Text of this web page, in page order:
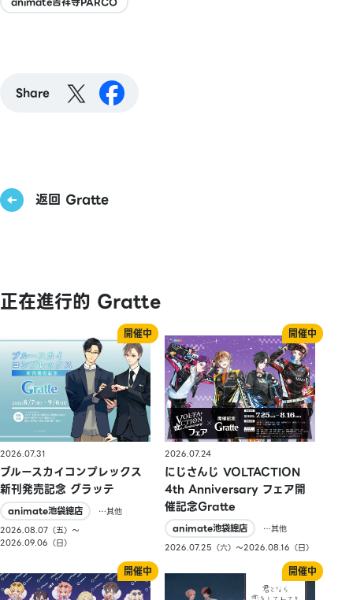
Share
返回 Gratte
正在進行的 Gratte
2026.07.31
ブルースカイコンプレックス
新刊発売記念 グラッテ
animate池袋總店
…其他
2026.08.07（五）〜
2026.09.06（日）
2026.07.24
にじさんじ VOLTACTION
4th Anniversary フェア開
催記念Gratte
animate池袋總店
…其他
2026.07.25（六）〜2026.08.16（日）